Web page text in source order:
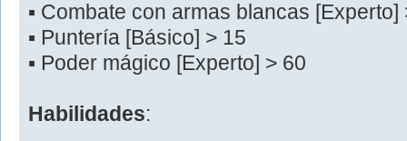
▪ Combate con armas blancas [Experto]
▪ Puntería [Básico] > 15
▪ Poder mágico [Experto] > 60
Habilidades: